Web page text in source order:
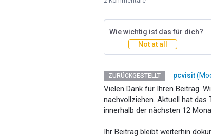
Wie wichtig ist das für dich?
Not at all
ZURÜCKGESTELLT · pcvisit(
Vielen Dank für Ihren Beitrag.
nachvollziehen. Aktuell hat
innerhalb der nächsten 12
Ihr Beitrag bleibt weiterhin